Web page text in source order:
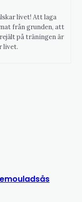
livet! Att laga
från grunden, att
på träningen är
livet.